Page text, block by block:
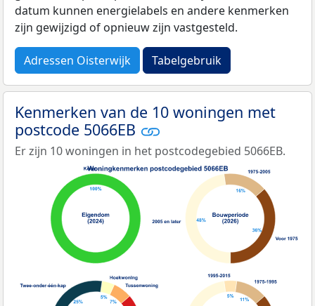
datum kunnen energielabels en andere kenmerken
zijn gewijzigd of opnieuw zijn vastgesteld.
Adressen Oisterwijk Tabelgebruik
Kenmerken van de 10 woningen met
postcode 5066EB
Er zijn 10 woningen in het postcodegebied 5066EB.